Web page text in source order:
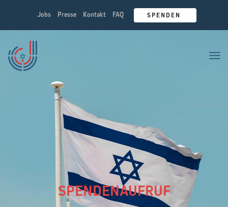
Jobs Presse Kontakt FAQ SPENDEN
SPENDENAUFRUF